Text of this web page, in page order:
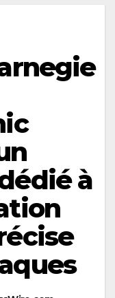
à